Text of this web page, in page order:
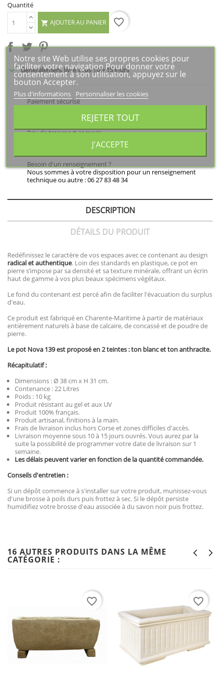
Quantité
 AJOUTER AU PANIER favorite_border
Généralement livré sous 10 à 15 jours
Paiement sécurisé
toute sécurité avec le 3D secure.
Prix de transport compris
Le coût du transport est dans les prix de vente. Voir les
modalités d'expédition et de livraison.
Besoin d'un renseignement ?
Nous sommes à votre disposition pour un renseignement
technique ou autre : 06 27 83 48 34
DESCRIPTION
DÉTAILS DU PRODUIT
Redéfinissez le caractère de vos espaces avec ce contenant au design
radical et authentique. Loin des standards en plastique, ce pot en
pierre s’impose par sa densité et sa texture minérale, offrant un écrin
haut de gamme à vos plus beaux spécimens végétaux.
Le fond du contenant est percé afin de faciliter l'évacuation du surplus
d'eau.
Ce produit est fabriqué en Charente-Maritime à partir de matériaux
entièrement naturels à base de calcaire, de concassé et de poudre de
pierre.
Le pot Nova 139 est proposé en 2 teintes : ton blanc et ton anthracite.
Récapitulatif :
Dimensions : Ø 38 cm x H 31 cm.
Contenance : 22 Litres
Poids : 10 kg
Produit résistant au gel et aux UV
Produit 100% français.
Produit artisanal, finitions à la main.
Frais de livraison inclus hors Corse et zones difficiles d'accès.
Livraison moyenne sous 10 à 15 jours ouvrés. Vous aurez par la
suite la possibilité de programmer votre date de livraison sur 1
semaine.
Les délais peuvent varier en fonction de la quantité commandée.
Conseils d'entretien :
Si un dépôt commence à s'installer sur votre produit, munissez-vous
d'une brosse à poils durs puis frottez à sec. Si le dépôt persiste
humidifiez votre brosse d'eau associée à du savon noir puis frottez.
16 AUTRES PRODUITS DANS LA MÊME
CATÉGORIE :
favorite_border favorite_border
Notre site Web utilise ses propres cookies pour
faciliter votre navigation Pour donner votre
consentement à son utilisation, appuyez sur le
bouton Accepter.
Plus d'informations Personnaliser les cookies
REJETER TOUT
J'ACCEPTE